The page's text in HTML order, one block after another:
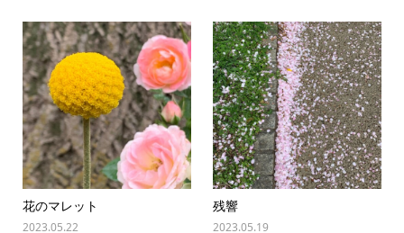
花のマレット
2023.05.22
残響
2023.05.19